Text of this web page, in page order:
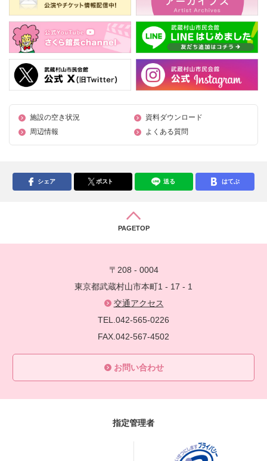
施設の空き状況
資料ダウンロード
周辺情報
よくある質問
シェア ポスト 送る はてぶ
PAGETOP
〒208 - 0004
東京都武蔵村山市本町1 - 17 - 1
交通アクセス
TEL.042-565-0226
FAX.042-567-4502
お問い合わせ
指定管理者